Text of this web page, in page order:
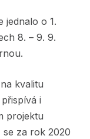
jednalo o 1.
8. – 9. 9.
kvalitu
i
projektu
se za rok 2020